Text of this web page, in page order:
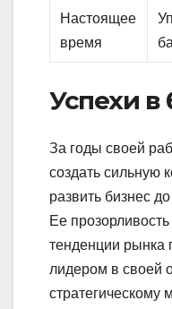
Настоящее
время
Успехи в
За годы своей
создать сильную
развить бизнес
Ее
тенденции рынка
лидером в своей